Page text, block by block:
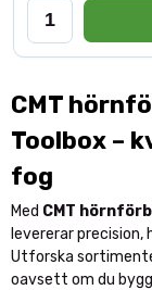
CMT
Toolbox –
fog
Med CMT
levererar
Utforska
oavsett om du